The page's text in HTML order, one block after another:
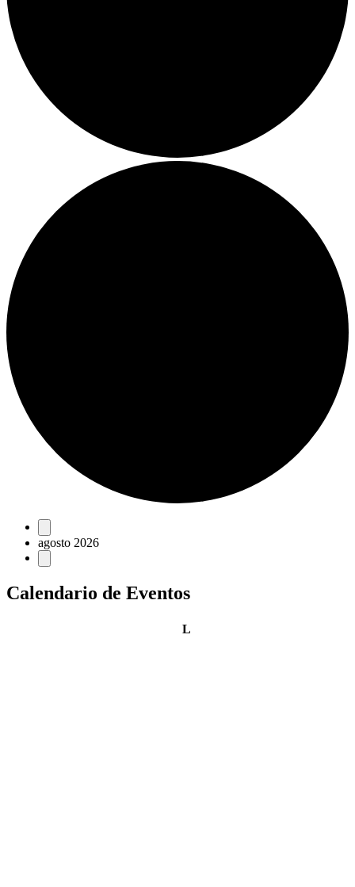
Eventos
agosto 2026
Calendario de Eventos
Llunes